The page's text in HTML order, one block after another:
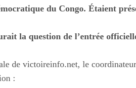
du Congo. Étaient
la question de l’entrée
de victoireinfo.net, le
: